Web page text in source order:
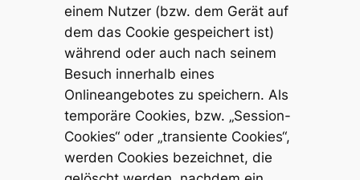
einem Nutzer (bzw. dem Gerät auf
dem das Cookie gespeichert ist)
während oder auch nach seinem
Besuch innerhalb eines
Onlineangebotes zu speichern. Als
temporäre Cookies, bzw. „Session-
Cookies“ oder „transiente Cookies“,
werden Cookies bezeichnet, die